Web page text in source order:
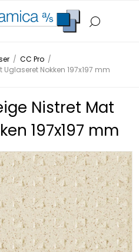
/ CC Pro /
Uglaseret Nokken 197x197 mm
Nistret Mat
197x197 mm